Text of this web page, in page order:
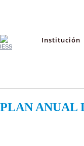
Institución
PLAN ANUAL